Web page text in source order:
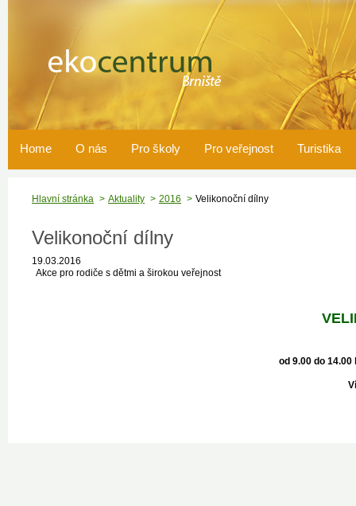
Home O nás Pro školy Pro veřejnost Turistika
Hlavní stránka Aktuality 2016 Velikonoční dílny
Velikonoční dílny
19.03.2016
Akce pro rodiče s dětmi a širokou veřejnost
od 9.00 do 14.00